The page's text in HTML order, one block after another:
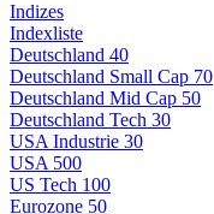
Indizes
Indexliste
Deutschland 40
Deutschland Small Cap 70
Deutschland Mid Cap 50
Deutschland Tech 30
USA Industrie 30
USA 500
US Tech 100
Eurozone 50